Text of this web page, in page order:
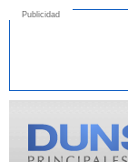
Publicidad